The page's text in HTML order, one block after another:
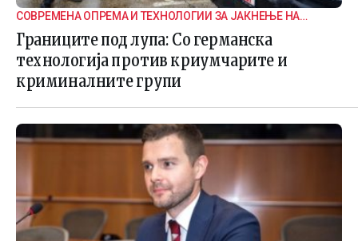
СОВРЕМЕНА ОПРЕМА И ТЕХНОЛОГИИ ЗА ЈАКНЕЊЕ НА
ГРАНИЧНАТА БЕЗБЕДНОСТ
Границите под лупа: Со германска
технологија против криумчарите и
криминалните групи